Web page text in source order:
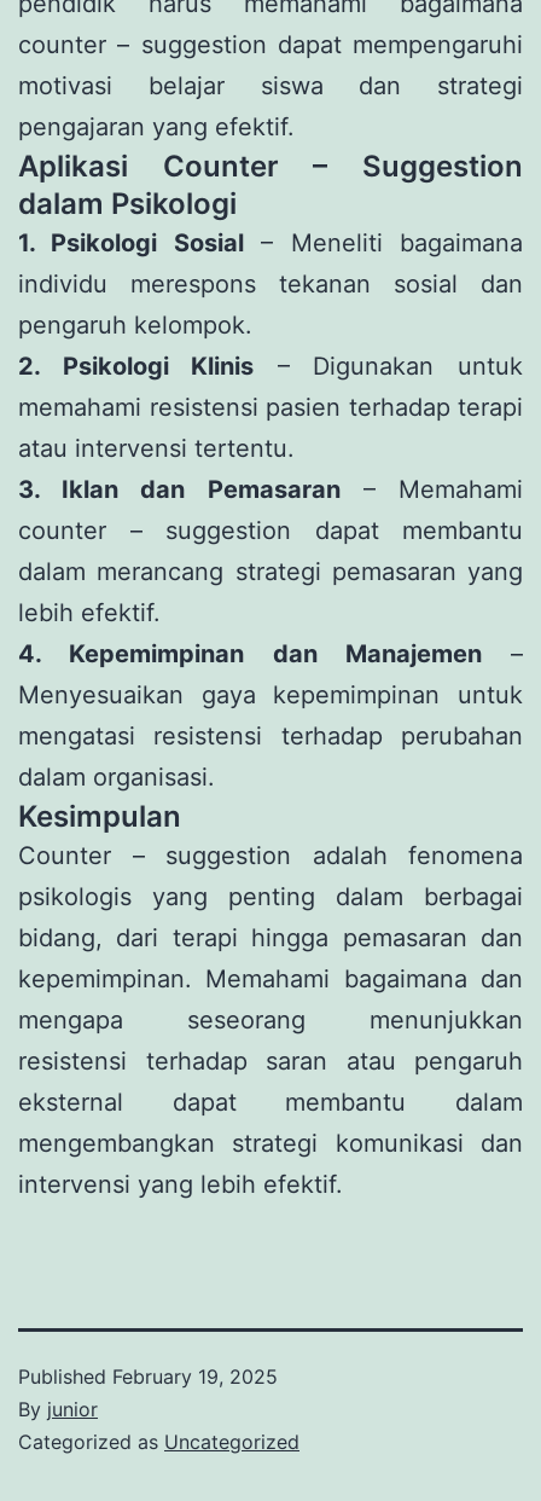
counter – suggestion dapat mempengaruhi
motivasi belajar siswa dan strategi
pengajaran yang efektif.
Aplikasi Counter – Suggestion
dalam Psikologi
1. Psikologi Sosial – Meneliti bagaimana
individu merespons tekanan sosial dan
pengaruh kelompok.
2. Psikologi Klinis – Digunakan untuk
memahami resistensi pasien terhadap terapi
atau intervensi tertentu.
3. Iklan dan Pemasaran– Memahami
counter – suggestion dapat membantu
dalam merancang strategi pemasaran yang
lebih efektif.
4. Kepemimpinan dan Manajemen–
Menyesuaikan gaya kepemimpinan untuk
mengatasi resistensi terhadap perubahan
dalam organisasi.
Kesimpulan
Counter – suggestion adalah fenomena
psikologis yang penting dalam berbagai
bidang, dari terapi hingga pemasaran dan
kepemimpinan. Memahami bagaimana dan
mengapa seseorang menunjukkan
resistensi terhadap saran atau pengaruh
eksternal dapat membantu dalam
mengembangkan strategi komunikasi dan
intervensi yang lebih efektif.
Published February 19, 2025
By junior
Categorized as Uncategorized